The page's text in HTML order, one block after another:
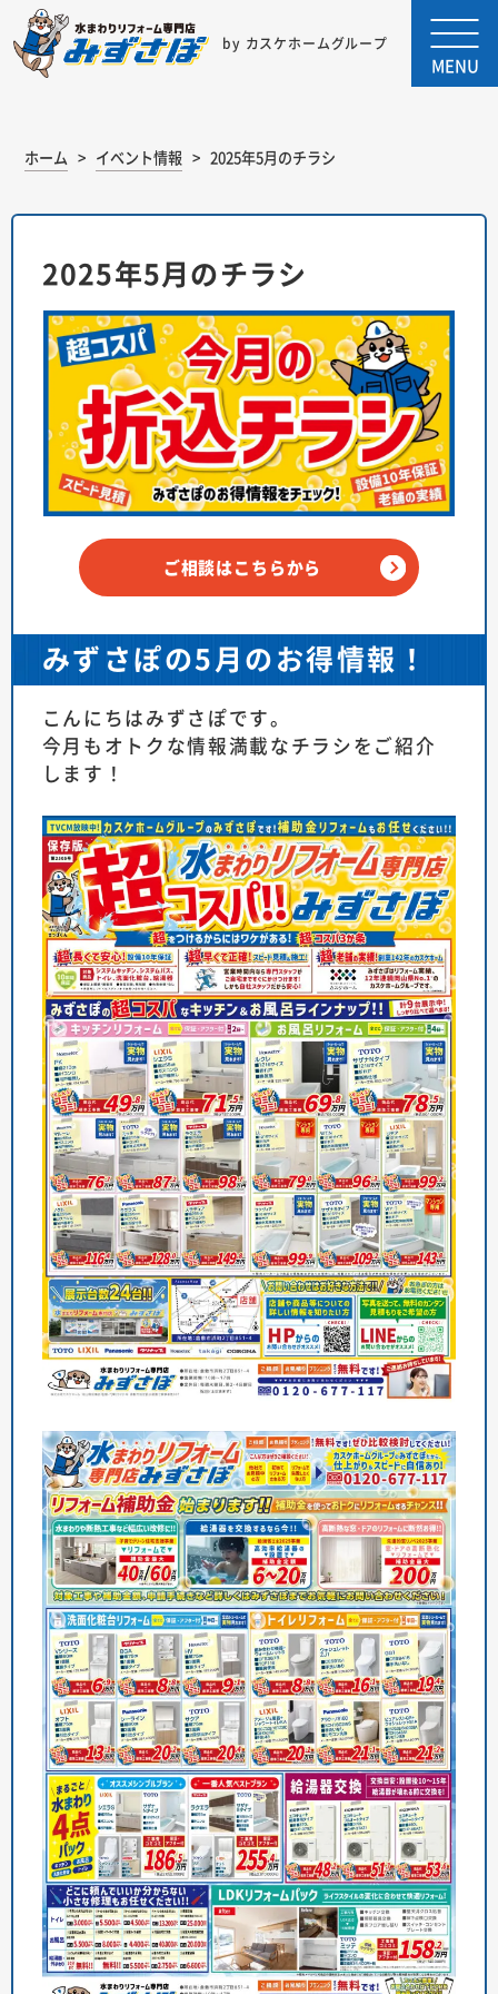
by カスケホームグループ
MENU
ホーム イベント情報 2025年5月のチラシ
2025年5月のチラシ
ご相談はこちらから
みずさぽの5月のお得情報！
こんにちはみずさぽです。
今月もオトクな情報満載なチラシをご紹介
します！